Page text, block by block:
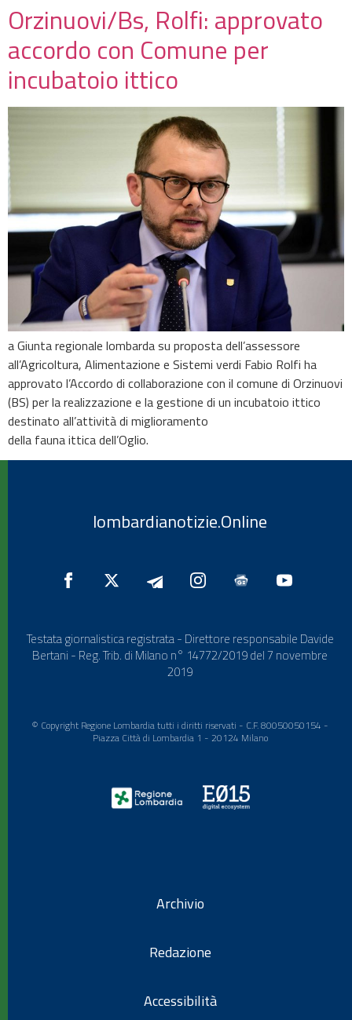
Orzinuovi/Bs, Rolfi: approvato
accordo con Comune per
incubatoio ittico
a Giunta regionale lombarda su proposta dell’assessore
all’Agricoltura, Alimentazione e Sistemi verdi Fabio Rolfi ha
approvato l’Accordo di collaborazione con il comune di Orzinuovi
(BS) per la realizzazione e la gestione di un incubatoio ittico
destinato all’attività di miglioramento
della fauna ittica dell’Oglio.
lombardianotizie.Online
Testata giornalistica registrata - Direttore responsabile Davide
Bertani - Reg. Trib. di Milano n° 14772/2019 del 7 novembre
2019
© Copyright Regione Lombardia tutti i diritti riservati - C.F. 80050050154 -
Piazza Città di Lombardia 1 - 20124 Milano
Archivio
Redazione
Accessibilità